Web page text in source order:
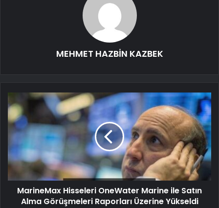
MEHMET HAZBİN KAZBEK
MarineMax Hisseleri OneWater Marine ile Satın
Alma Görüşmeleri Raporları Üzerine Yükseldi